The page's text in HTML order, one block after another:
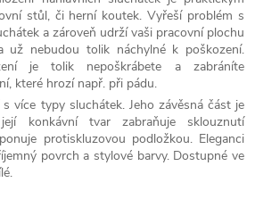
stůl, či herní koutek. Vyřeší problém s
a zároveň udrží vaši pracovní plochu
už nebudou tolik náchylné k poškození.
je tolik nepoškrábete a zabráníte
které hrozí např. při pádu.
více typy sluchátek. Jeho závěsná část je
konkávní tvar zabraňuje sklouznutí
protiskluzovou podložkou. Eleganci
povrch a stylové barvy. Dostupné ve